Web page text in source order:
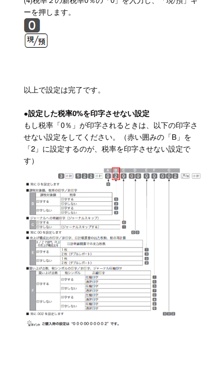
ーを押します。
以上で設定は完了です。
●設定した税率0%を印字させない設定
もし税率「0％」が印字されるときは、以下の印字さ
せない設定をしてください。（赤い囲みの「B」を
「2」に設定するのが、税率を印字させない設定で
す）